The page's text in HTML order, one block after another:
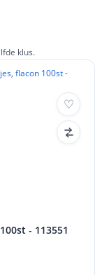
klus.
- 113551